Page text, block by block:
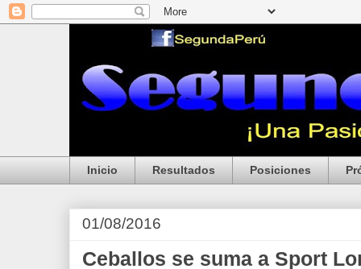
Inicio Resultados Posiciones
01/08/2016
Ceballos se suma a Sport